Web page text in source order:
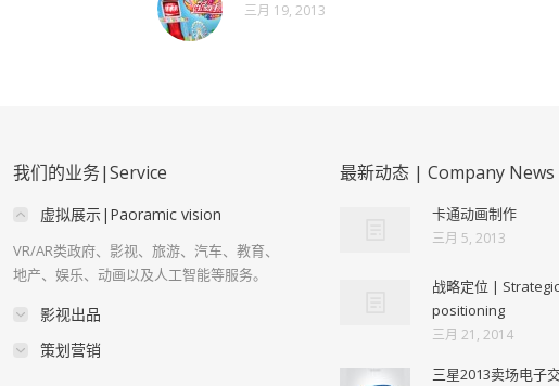
三月 19, 2013
我们的业务|Service
虚拟展示|Paoramic vision
VR/AR类政府、影视、旅游、汽车、教育、
地产、娱乐、动画以及人工智能等服务。
影视出品
策划营销
最新动态 | Company News
卡通动画制作
三月 5, 2013
战略定位 | Strategic
positioning
三月 21, 2014
三星2013卖场电子